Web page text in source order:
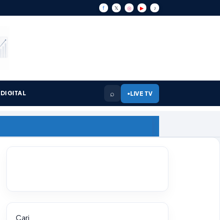
f 𝕏 ◎ ▶ ♪
⌕ ●LIVE TV
Cari